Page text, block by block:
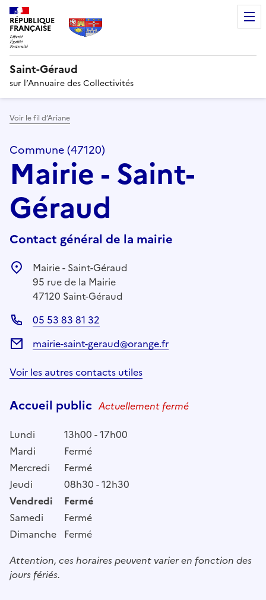
RÉPUBLIQUE
FRANÇAISE
Saint-Géraud
sur l’Annuaire des Collectivités
Voir le fil d’Ariane
Commune (47120)
Mairie - Saint-
Géraud
Contact général de la mairie
Mairie - Saint-Géraud
95 rue de la Mairie
47120 Saint-Géraud
05 53 83 81 32
mairie-saint-geraud@orange.fr
Voir les autres contacts utiles
Accueil public Actuellement fermé
Lundi
13h00 - 17h00
Mardi
Fermé
Mercredi
Fermé
Jeudi
08h30 - 12h30
Vendredi
Fermé
Samedi
Fermé
Dimanche Fermé
Attention, ces horaires peuvent varier en fonction des
jours fériés.